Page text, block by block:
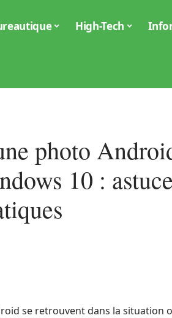
High-Tech
photo
10 :
se retrouvent dans la situation